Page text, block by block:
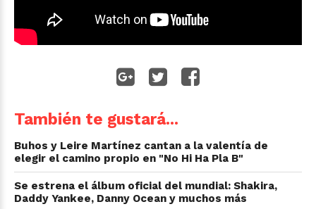
También te gustará...
Buhos y Leire Martínez cantan a la valentía de
elegir el camino propio en "No Hi Ha Pla B"
Se estrena el álbum oficial del mundial: Shakira,
Daddy Yankee, Danny Ocean y muchos más